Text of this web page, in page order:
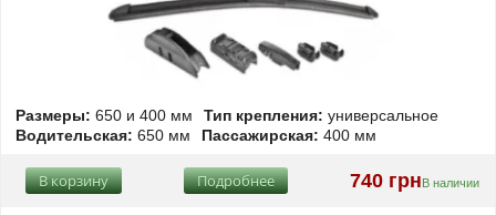
Размеры: 650 и 400 мм Тип крепления: универсальное
Водительская: 650 мм Пассажирская: 400 мм
740 грнВ наличии
Подробнее
В корзину